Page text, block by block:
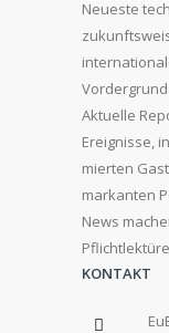
Neueste
Aktuelle
Ereignisse,
mierten
markanten
News
KONTAKT